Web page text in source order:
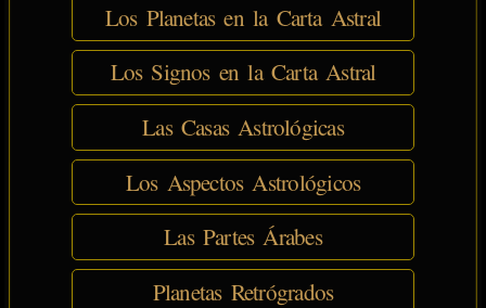
Los Planetas en la Carta Astral
Los Signos en la Carta Astral
Las Casas Astrológicas
Los Aspectos Astrológicos
Las Partes Árabes
Planetas Retrógrados